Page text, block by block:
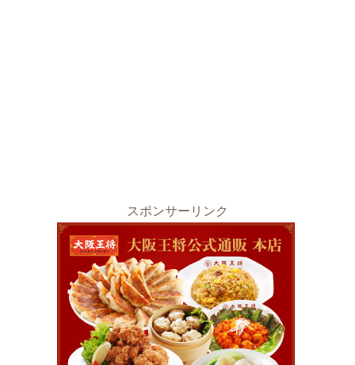
スポンサーリンク